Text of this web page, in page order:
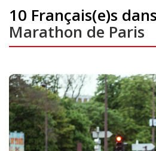
10 Français(e)s
Marathon de Paris